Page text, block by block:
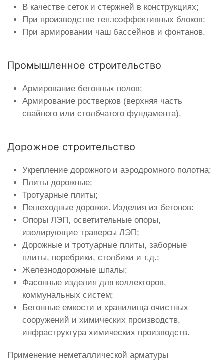
В качестве сеток и стержней в конструкциях;
При производстве теплоэффективных блоков;
При армировании чаш бассейнов и фонтанов.
Промышленное строительство
Армирование бетонных полов;
Армирование ростверков (верхняя часть
свайного или столбчатого фундамента).
Дорожное строительство
Укрепление дорожного и аэродромного полотна;
Плиты дорожные;
Тротуарные плиты;
Пешеходные дорожки. Изделия из бетонов:
Опоры ЛЭП, осветительные опоры,
изолирующие траверсы ЛЭП;
Дорожные и тротуарные плиты, заборные
плиты, поребрики, столбики и т.д.;
Железнодорожные шпалы;
Фасонные изделия для коллекторов,
коммунальных систем;
Бетонные емкости и хранилища очистных
сооружений и химических производств,
инфраструктура химических производств.
Применение неметаллической арматуры